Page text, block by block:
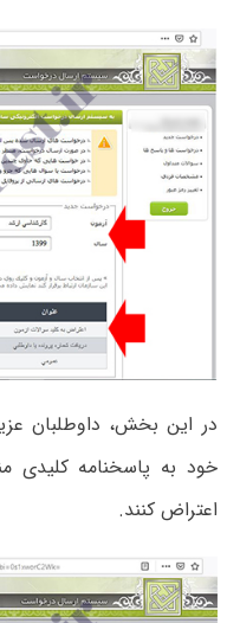
در این بخش، داوطلبان
خود به پاسخنامه
اعتراض کنند.